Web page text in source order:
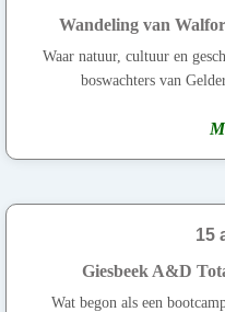
Wandeling van
Waar natuur, cultuur en
boswachters van
15
Giesbeek A&D
Wat begon als een